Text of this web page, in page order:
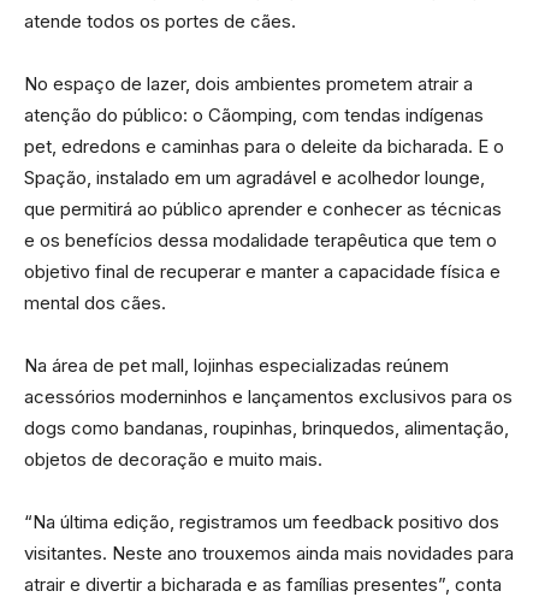
atende todos os portes de cães.
No espaço de lazer, dois ambientes prometem atrair a
atenção do público: o Cãomping, com tendas indígenas
pet, edredons e caminhas para o deleite da bicharada. E o
Spação, instalado em um agradável e acolhedor lounge,
que permitirá ao público aprender e conhecer as técnicas
e os benefícios dessa modalidade terapêutica que tem o
objetivo final de recuperar e manter a capacidade física e
mental dos cães.
Na área de pet mall, lojinhas especializadas reúnem
acessórios moderninhos e lançamentos exclusivos para os
dogs como bandanas, roupinhas, brinquedos, alimentação,
objetos de decoração e muito mais.
“Na última edição, registramos um feedback positivo dos
visitantes. Neste ano trouxemos ainda mais novidades para
atrair e divertir a bicharada e as famílias presentes”, conta